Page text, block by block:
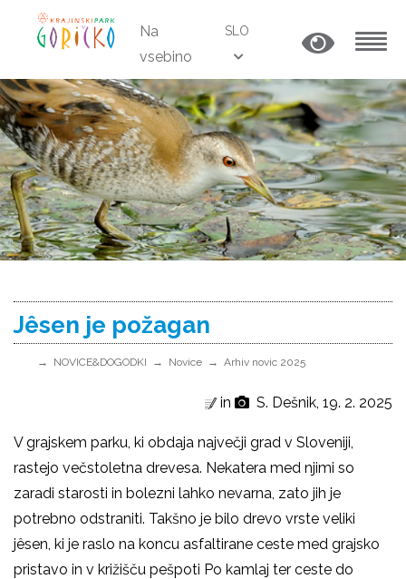
Na
vsebino
SLO
Jêsen je požagan
NOVICE&DOGODKI Novice Arhiv novic 2025
in S. Dešnik, 19. 2. 2025
V grajskem parku, ki obdaja največji grad v Sloveniji,
rastejo večstoletna drevesa. Nekatera med njimi so
zaradi starosti in bolezni lahko nevarna, zato jih je
potrebno odstraniti. Takšno je bilo drevo vrste veliki
jêsen, ki je raslo na koncu asfaltirane ceste med grajsko
pristavo in v križišču pešpoti Po kamlaj ter ceste do